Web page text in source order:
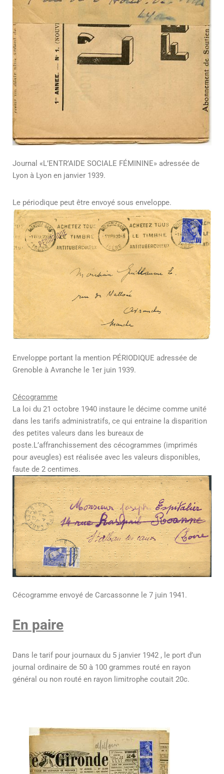
Journal «L’ENTR’AIDE SOCIALE FÉMININE» adressée de
Lyon à Lyon en janvier 1939.
Le périodique peut être envoyé sous enveloppe.
Enveloppe portant la mention PÉRIODIQUE adressée de
Grenoble à Avranche le 1er juin 1939.
Cécogramme
La loi du 21 octobre 1940 instaure le décime comme unité
dans les tarifs administratifs, ce qui entraine la disparition
des petites valeurs dans les bureaux de
poste.L’affranchissement des cécogrammes (imprimés
pour aveugles) est réalisée avec les valeurs disponibles,
faute de 2 centimes.
Cécogramme envoyé de Carcassonne le 7 juin 1941.
En paire
Dans le tarif pour journaux du 5 janvier 1942 , le port d’un
journal ordinaire de 50 à 100 grammes routé en rayon
général ou non routé en rayon limitrophe coutait 20c.